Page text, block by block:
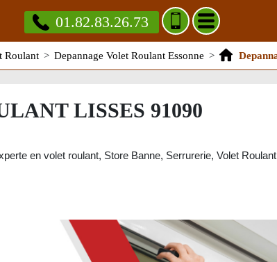
01.82.83.26.73
Roulant > Depannage Volet Roulant Essonne >
LISSES 91090
en volet roulant, Store Banne, Serrurerie, Volet